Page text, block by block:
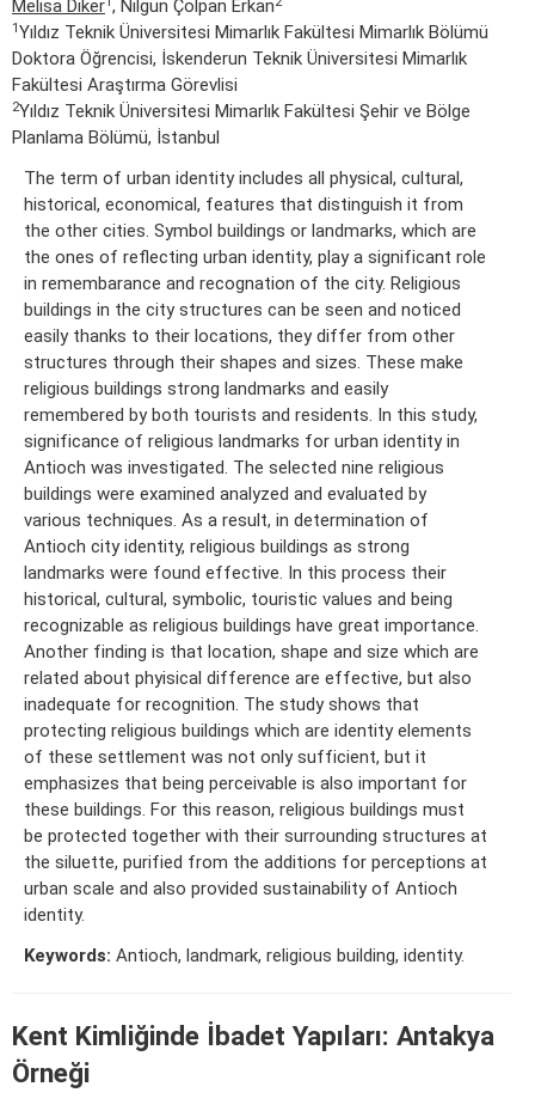
Melisa Diker , Nilgün Çolpan Erkan
1Yıldız Teknik Üniversitesi Mimarlık Fakültesi Mimarlık Bölümü
Doktora Öğrencisi, İskenderun Teknik Üniversitesi Mimarlık
Fakültesi Araştırma Görevlisi
2Yıldız Teknik Üniversitesi Mimarlık Fakültesi Şehir ve Bölge
Planlama Bölümü, İstanbul
The term of urban identity includes all physical, cultural,
historical, economical, features that distinguish it from
the other cities. Symbol buildings or landmarks, which are
the ones of reflecting urban identity, play a significant role
in remembarance and recognation of the city. Religious
buildings in the city structures can be seen and noticed
easily thanks to their locations, they differ from other
structures through their shapes and sizes. These make
religious buildings strong landmarks and easily
remembered by both tourists and residents. In this study,
significance of religious landmarks for urban identity in
Antioch was investigated. The selected nine religious
buildings were examined analyzed and evaluated by
various techniques. As a result, in determination of
Antioch city identity, religious buildings as strong
landmarks were found effective. In this process their
historical, cultural, symbolic, touristic values and being
recognizable as religious buildings have great importance.
Another finding is that location, shape and size which are
related about phyisical difference are effective, but also
inadequate for recognition. The study shows that
protecting religious buildings which are identity elements
of these settlement was not only sufficient, but it
emphasizes that being perceivable is also important for
these buildings. For this reason, religious buildings must
be protected together with their surrounding structures at
the siluette, purified from the additions for perceptions at
urban scale and also provided sustainability of Antioch
identity.
Keywords: Antioch, landmark, religious building, identity.
Kent Kimliğinde İbadet Yapıları: Antakya
Örneği